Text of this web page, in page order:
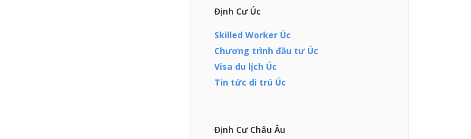
Định Cư Úc
Skilled Worker Úc
Chương trình đầu tư Úc
Visa du lịch Úc
Tin tức di trú Úc
Định Cư Châu Âu